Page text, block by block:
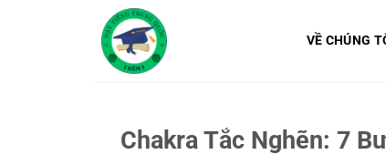
VỀ CHÚNG
Chakra Tắc Nghẽn: 7